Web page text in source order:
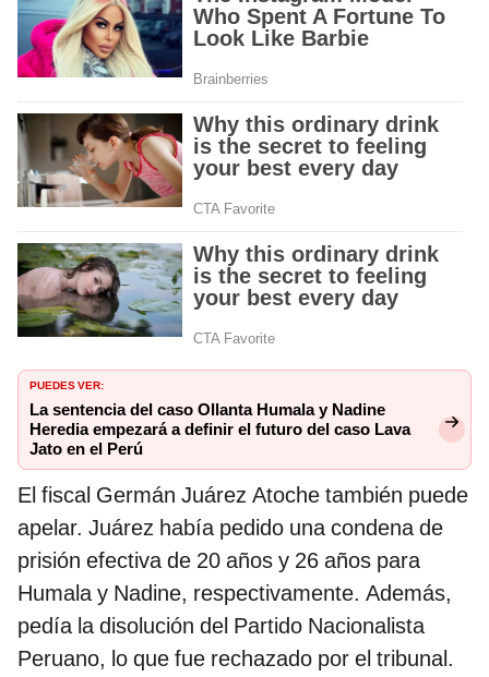
PUEDES VER:
La sentencia del caso Ollanta Humala y Nadine
Heredia empezará a definir el futuro del caso Lava
Jato en el Perú
El fiscal Germán Juárez Atoche también puede
apelar. Juárez había pedido una condena de
prisión efectiva de 20 años y 26 años para
Humala y Nadine, respectivamente. Además,
pedía la disolución del Partido Nacionalista
Peruano, lo que fue rechazado por el tribunal.